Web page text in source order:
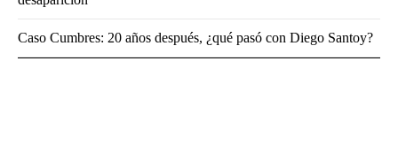
Caso Cumbres: 20 años después, ¿qué pasó con Diego Santoy?